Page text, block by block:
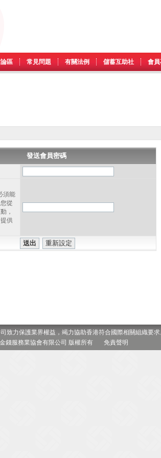
區 常見問題 有關法例 儲蓄互助社 會
發送會員密碼
須能
從
，
供
致力保護業界權益，竭力協助香港符合國際相關組織要
錢服務業協會有限公司 版權所有 免責聲明